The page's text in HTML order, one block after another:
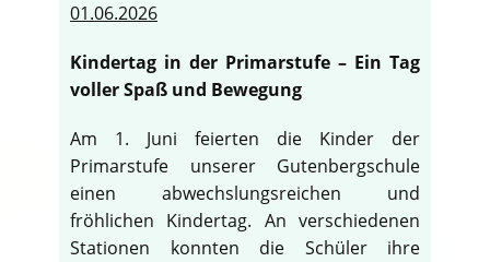
01.06.2026
Kindertag in der Primarstufe – Ein Tag
voller Spaß und Bewegung
Am 1. Juni feierten die Kinder der
Primarstufe unserer Gutenbergschule
einen abwechslungsreichen und
fröhlichen Kindertag. An verschiedenen
Stationen konnten die Schüler ihre